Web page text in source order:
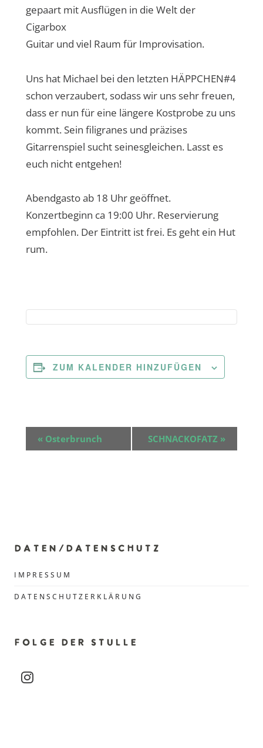
gepaart mit Ausflügen in die Welt der
Cigarbox
Guitar und viel Raum für Improvisation.
Uns hat Michael bei den letzten HÄPPCHEN#4
schon verzaubert, sodass wir uns sehr freuen,
dass er nun für eine längere Kostprobe zu uns
kommt. Sein filigranes und präzises
Gitarrenspiel sucht seinesgleichen. Lasst es
euch nicht entgehen!
Abendgasto ab 18 Uhr geöffnet.
Konzertbeginn ca 19:00 Uhr. Reservierung
empfohlen. Der Eintritt ist frei. Es geht ein Hut
rum.
ZUM KALENDER HINZUFÜGEN
t
l
u
« Osterbrunch SCHNACKOFATZ »
DATEN/DATENSCHUTZ
IMPRESSUM
DATENSCHUTZERKLÄRUNG
FOLGE DER STULLE
instagram